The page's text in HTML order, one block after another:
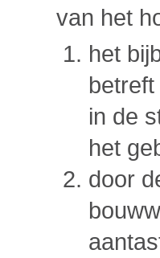
van het
het
in de
het
door